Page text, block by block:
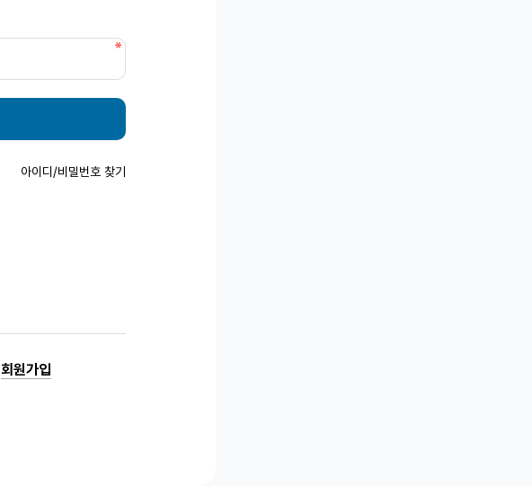
아이디/비밀번호 찾기
회원가입